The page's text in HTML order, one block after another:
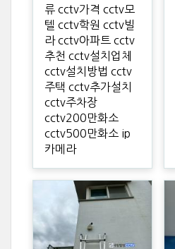
류 cctv가격 cctv모
텔 cctv학원 cctv빌
라 cctv아파트 cctv
추천 cctv설치업체
cctv설치방법 cctv
주택 cctv추가설치
cctv주차장
cctv200만화소
cctv500만화소 ip
카메라